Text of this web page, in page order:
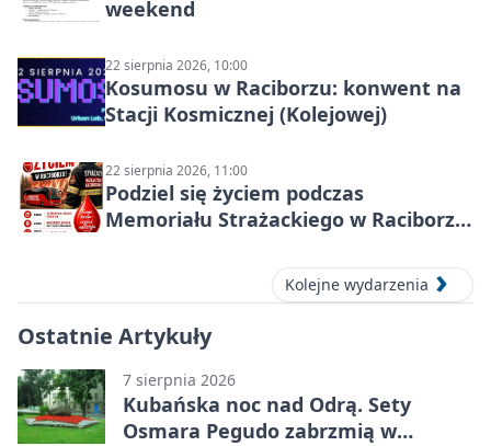
weekend
22 sierpnia 2026, 10:00
Kosumosu w Raciborzu: konwent na
Stacji Kosmicznej (Kolejowej)
22 sierpnia 2026, 11:00
Podziel się życiem podczas
Memoriału Strażackiego w Raciborzu
Kolejne wydarzenia
Ostatnie Artykuły
7 sierpnia 2026
Kubańska noc nad Odrą. Sety
Osmara Pegudo zabrzmią w